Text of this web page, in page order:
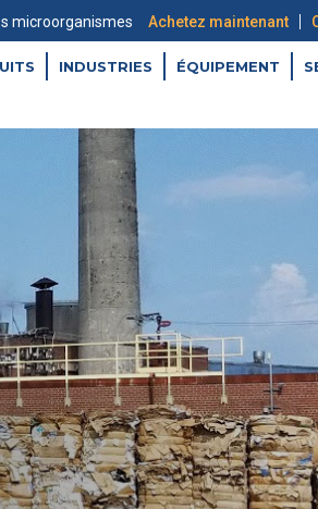
microorganismes Achetez maintenant |
INDUSTRIES ÉQUIPEMENT